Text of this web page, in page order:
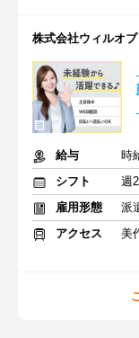
株式会社ウィルオ
給与
時
シフト
週
雇用形態
派
アクセス
美